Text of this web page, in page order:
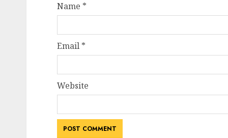
Name *
Email *
Website